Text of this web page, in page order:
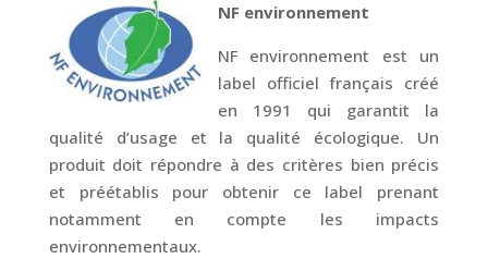
NF environnement
NF environnement est un
label officiel français créé
en 1991 qui garantit la
qualité d’usage et la qualité écologique. Un
produit doit répondre à des critères bien précis
et préétablis pour obtenir ce label prenant
notamment en compte les impacts
environnementaux.